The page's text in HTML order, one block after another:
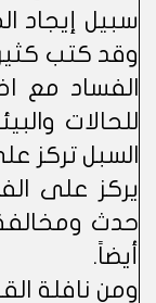
سبيل إيجاد
وقد كتب
الفساد مع
للحالات
السبل تركز
يركز على
حدث
أيضاً.
ومن نافلة